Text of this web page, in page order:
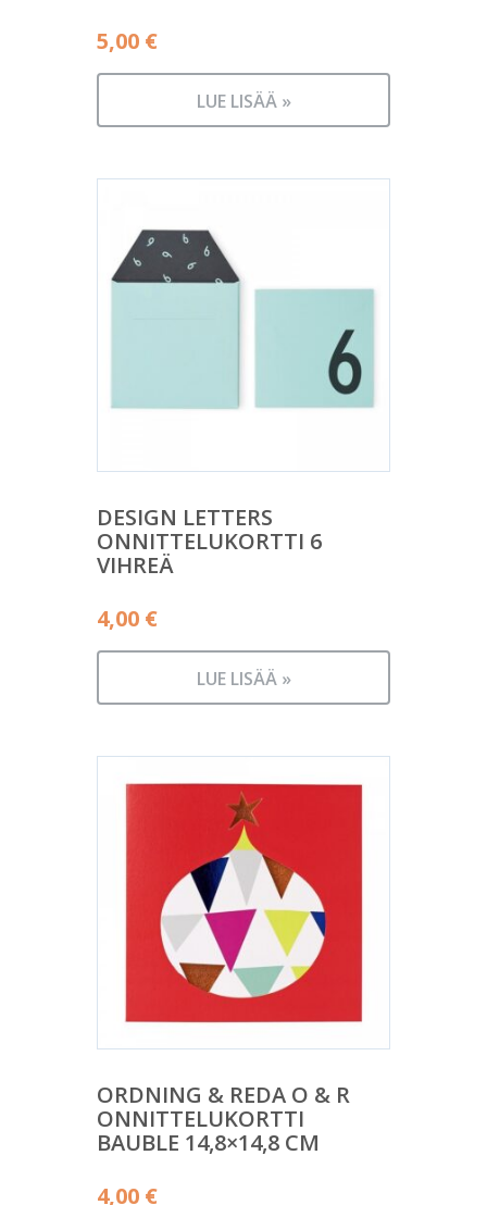
5,00 €
LUE LISÄÄ »
DESIGN LETTERS
ONNITTELUKORTTI 6
VIHREÄ
4,00 €
LUE LISÄÄ »
ORDNING & REDA O & R
ONNITTELUKORTTI
BAUBLE 14,8×14,8 CM
4,00 €